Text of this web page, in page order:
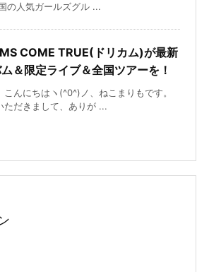
の人気ガールズグル ...
COME TRUE(ドリカム)が最新
＆限定ライブ＆全国ツアーを！
こんにちはヽ(^0^)ノ、ねこまりもです。
ただきまして、ありが ...